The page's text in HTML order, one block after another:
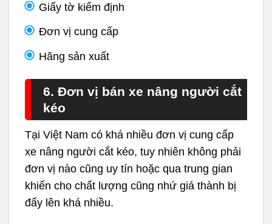
Giấy tờ kiểm định
Đơn vị cung cấp
Hãng sản xuất
6. Đơn vị bán xe nâng người cắt
kéo
Tại Việt Nam có khá nhiều đơn vị cung cấp
xe nâng người cắt kéo, tuy nhiên không phải
đơn vị nào cũng uy tín hoặc qua trung gian
khiến cho chất lượng cũng nhứ giá thành bị
đẩy lên khá nhiều.